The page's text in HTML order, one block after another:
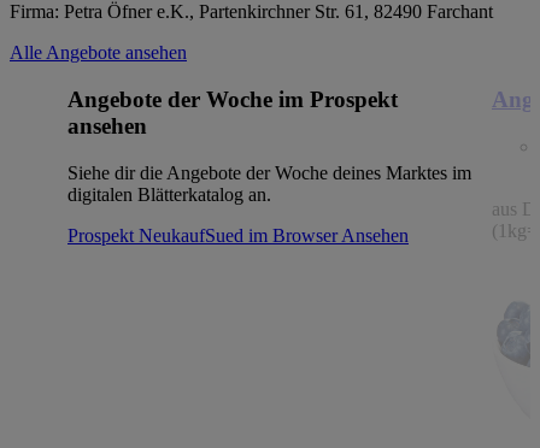
Firma: Petra Öfner e.K., Partenkirchner Str. 61, 82490 Farchant
Alle Angebote ansehen
Angebote der Woche im Prospekt
ansehen
Siehe dir die Angebote der Woche deines Marktes im
digitalen Blätterkatalog an.
Prospekt NeukaufSued im BrowserAnsehen
aus